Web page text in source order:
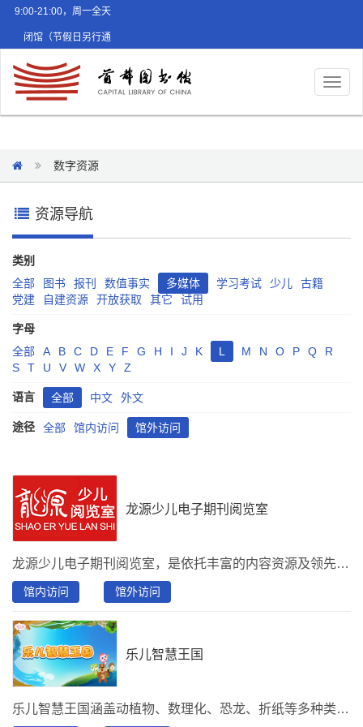
9:00-21:00，周一全天
闭馆（节假日另行通
数字资源
资源导航
类别
全部
图书 报刊 数值事实 多媒体 学习考试 少儿
古籍
党建
自建资源 开放获取 其它 试用
字母
全部
A B C D E F G H I J K L M N O P Q
R
S
T U V W X Y Z
语言 全部 中文 外文
途径 全部 馆内访问 馆外访问
龙源少儿电子期刊阅览室
龙源少儿电子期刊阅览室，是依托丰富的内容资源及领先的技术精心打造的一款，为少儿、教师、家长联合创建的课外综合类阅读平台。阅览室有助于青少年课外兴趣培养、教师授课和家长教育指导。分别有教育教学、少儿天地、 学生博览、健康生活、课外活动、快乐成长、学习辅导、大众阅读8大分类，资源包含500种期刊、100集音频和500种图书，推荐刊物：《读者》、《意林》、《百科知识》、《大自然探索》、《青春期健康》、《十月少年文学》、《军事文摘》、《世界博览》、《少年博览》、《中学生百科》 、《儿童故事画报》、……
馆内访问 馆外访问
乐儿智慧王国
乐儿智慧王国涵盖动植物、数理化、恐龙、折纸等多种类别，向少儿趣味讲解多种知识，陪伴孩子开启广阔未来。